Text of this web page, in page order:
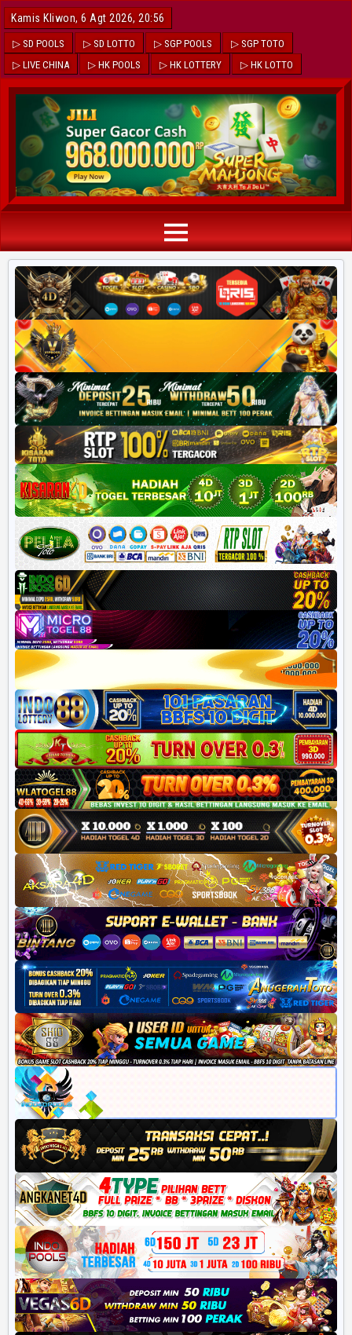
Kamis Kliwon, 6 Agt 2026, 20:56
▷ SD POOLS ▷ SD LOTTO ▷ SGP POOLS
▷ SGP TOTO
▷ LIVE CHINA
▷ HK POOLS ▷ HK LOTTERY ▷ HK LOTTO